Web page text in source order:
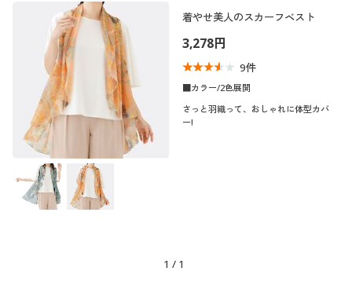
ジュニア・ティーンズ下着
メンズ下着
キッチン・雑貨・日用品
寝具・インテリア・家具通販すべて
家具・収納
寝具・ベッド
カーテン・ラグ・ファブリック
美容・健康
美容・健康通販すべて
美容・健康・サプリメント
制服・スクール
制服・スクールすべて
制服・学生服
ジュニア・ティーンズ下着
大きいサイズ
大きいサイズ通販すべて
大きいサイズ レディース服
バーゲン
バーゲンセール
詳細検索
カテゴリ
口コミ
カラー
着やせ美人のスカーフベスト
3,278円
9件
■カラー/2色展開
さっと羽織って、おしゃれに体型カバ
ー!
1 / 1